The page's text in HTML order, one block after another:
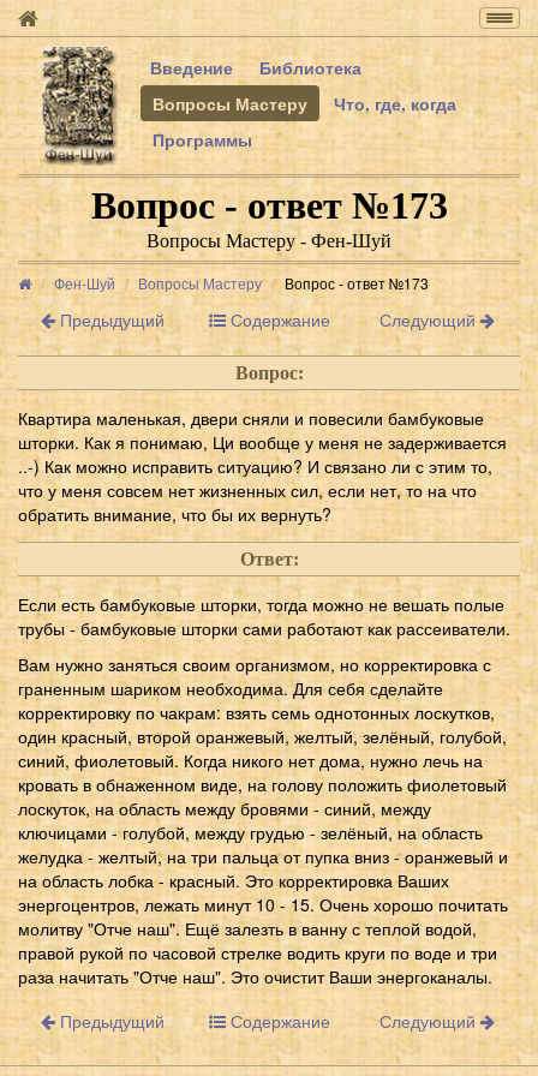
Введение
Библиотека
Вопросы Мастеру
Что, где, когда
Программы
Вопрос - ответ №173
Вопросы Мастеру - Фен-Шуй
Фен-Шуй Вопросы Мастеру Вопрос - ответ №173
Предыдущий Содержание Следующий
Вопрос:
Квартира маленькая, двери сняли и повесили бамбуковые
шторки. Как я понимаю, Ци вообще у меня не задерживается
..-) Как можно исправить ситуацию? И связано ли с этим то,
что у меня совсем нет жизненных сил, если нет, то на что
обратить внимание, что бы их вернуть?
Ответ:
Если есть бамбуковые шторки, тогда можно не вешать полые
трубы - бамбуковые шторки сами работают как рассеиватели.
Вам нужно заняться своим организмом, но корректировка с
граненным шариком необходима. Для себя сделайте
корректировку по чакрам: взять семь однотонных лоскутков,
один красный, второй оранжевый, желтый, зелёный, голубой,
синий, фиолетовый. Когда никого нет дома, нужно лечь на
кровать в обнаженном виде, на голову положить фиолетовый
лоскуток, на область между бровями - синий, между
ключицами - голубой, между грудью - зелёный, на область
желудка - желтый, на три пальца от пупка вниз - оранжевый и
на область лобка - красный. Это корректировка Ваших
энергоцентров, лежать минут 10 - 15. Очень хорошо почитать
молитву "Отче наш". Ещё залезть в ванну с теплой водой,
правой рукой по часовой стрелке водить круги по воде и три
раза начитать "Отче наш". Это очистит Ваши энергоканалы.
Предыдущий
Содержание Следующий